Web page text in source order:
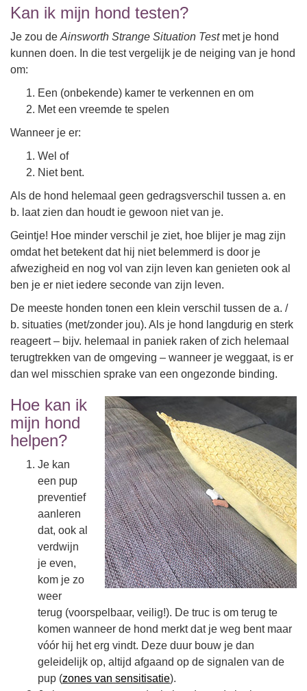
Kan ik mijn hond testen?
Je zou de Ainsworth Strange Situation Testmet je hond
kunnen doen. In die test vergelijk je de neiging van je hond
om:
Een (onbekende) kamer te verkennen en om
Met een vreemde te spelen
Wanneer je er:
Wel of
Niet bent.
Als de hond helemaal geen gedragsverschil tussen a. en
b. laat zien dan houdt ie gewoon niet van je.
Geintje! Hoe minder verschil je ziet, hoe blijer je mag zijn
omdat het betekent dat hij niet belemmerd is door je
afwezigheid en nog vol van zijn leven kan genieten ook al
ben je er niet iedere seconde van zijn leven.
De meeste honden tonen een klein verschil tussen de a. /
b. situaties (met/zonder jou). Als je hond langdurig en sterk
reageert – bijv. helemaal in paniek raken of zich helemaal
terugtrekken van de omgeving – wanneer je weggaat, is er
dan wel misschien sprake van een ongezonde binding.
Hoe kan ik
mijn hond
helpen?
Je kan
een pup
preventief
aanleren
dat, ook al
verdwijn
je even,
kom je zo
weer
terug (voorspelbaar, veilig!). De truc is om terug te
komen wanneer de hond merkt dat je weg bent maar
vóór hij het erg vindt. Deze duur bouw je dan
geleidelijk op, altijd afgaand op de signalen van de
pup (zones van sensitisatie).